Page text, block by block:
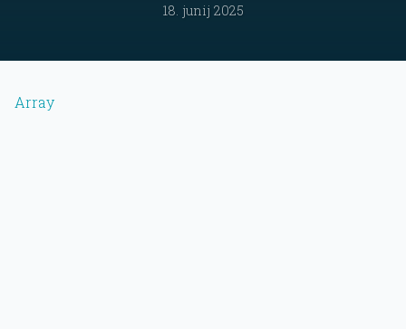
18. junij 2025
Array